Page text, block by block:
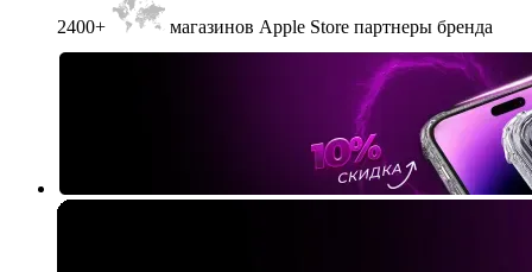
2400+
магазинов Apple Store партнеры бренда